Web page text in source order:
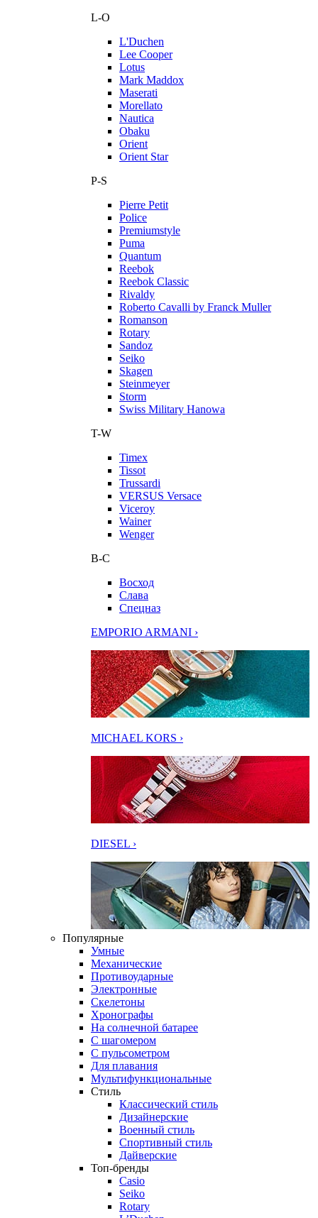
L-O
L'Duchen
Lee Cooper
Lotus
Mark Maddox
Maserati
Morellato
Nautica
Obaku
Orient
Orient Star
P-S
Pierre Petit
Police
Premiumstyle
Puma
Quantum
Reebok
Reebok Classic
Rivaldy
Roberto Cavalli by Franck Muller
Romanson
Rotary
Sandoz
Seiko
Skagen
Steinmeyer
Storm
Swiss Military Hanowa
T-W
Timex
Tissot
Trussardi
VERSUS Versace
Viceroy
Wainer
Wenger
В-С
Восход
Слава
Спецназ
EMPORIO ARMANI ›
MICHAEL KORS ›
DIESEL ›
Популярные
Умные
Механические
Противоударные
Электронные
Скелетоны
Хронографы
На солнечной батарее
С шагомером
С пульсометром
Для плавания
Мультифункциональные
Стиль
Классический стиль
Дизайнерские
Военный стиль
Спортивный стиль
Дайверские
Топ-бренды
Casio
Seiko
Rotary